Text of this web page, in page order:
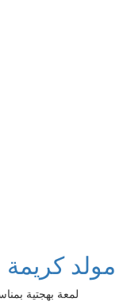
مولد كريمة
لمعة بهجتية